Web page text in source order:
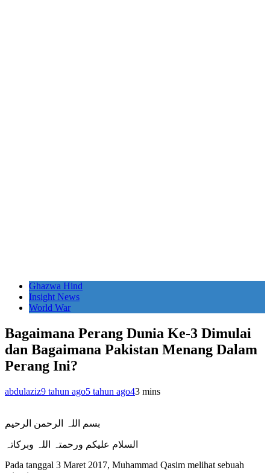
Ghazwa Hind
Insight News
World War
Bagaimana Perang Dunia Ke-3 Dimulai
dan Bagaimana Pakistan Menang Dalam
Perang Ini?
abdulaziz9 tahun ago5 tahun ago43 mins
بسم اللہ الرحمن الرحیم
السلام علیکم ورحمتہ اللہ وبرکاتہ
Pada tanggal 3 Maret 2017, Muhammad Qasim melihat sebuah